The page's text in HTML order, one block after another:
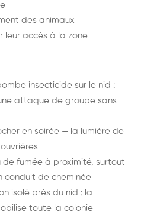
des animaux
leur accès à la zone
insecticide sur le nid :
attaque de groupe sans
en soirée — la lumière de
de fumée à proximité, surtout
conduit de cheminée
isolé près du nid : la
toute la colonie